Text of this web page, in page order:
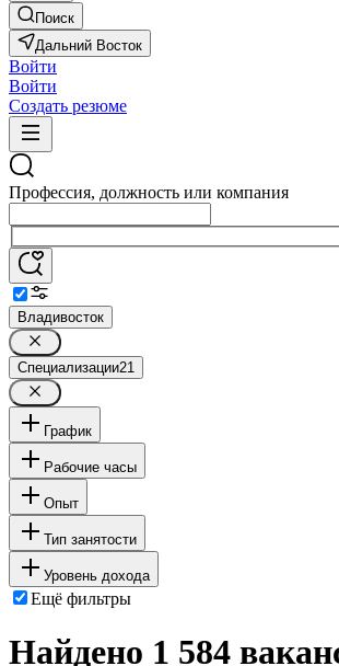
Поиск
Дальний Восток
Войти
Войти
Создать резюме
Профессия, должность или компания
Владивосток
Специализации21
График
Рабочие часы
Опыт
Тип занятости
Уровень дохода
Ещё фильтры
Найдено 1 584